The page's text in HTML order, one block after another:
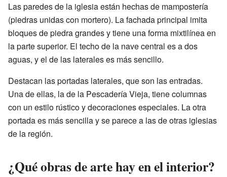
Las paredes de la iglesia están hechas de mampostería
(piedras unidas con mortero). La fachada principal imita
bloques de piedra grandes y tiene una forma mixtilínea en
la parte superior. El techo de la nave central es a dos
aguas, y el de las laterales es más sencillo.
Destacan las portadas laterales, que son las entradas.
Una de ellas, la de la Pescadería Vieja, tiene columnas
con un estilo rústico y decoraciones especiales. La otra
portada es más sencilla y se parece a las de otras iglesias
de la región.
¿Qué obras de arte hay en el interior?